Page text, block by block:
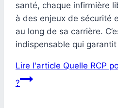
santé, chaque infirmière
à des enjeux de sécurité
au long de sa carrière.
indispensable qui
Lire l'article Quelle RCP
?